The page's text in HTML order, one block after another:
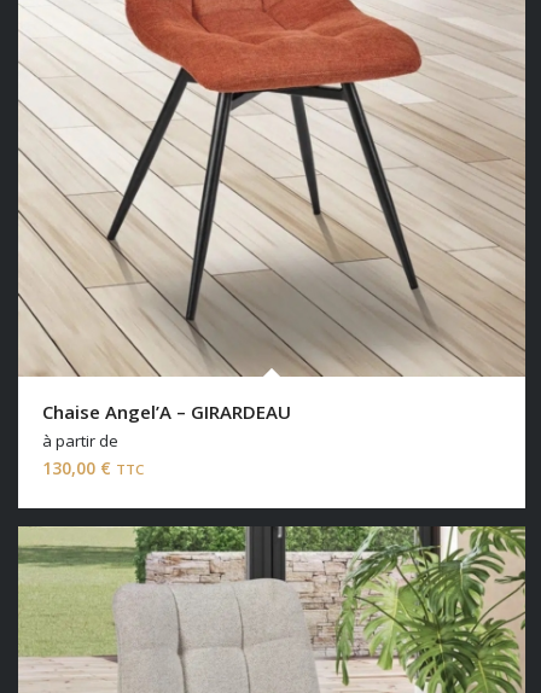
Chaise Angel’A – GIRARDEAU
à partir de
130,00 € TTC